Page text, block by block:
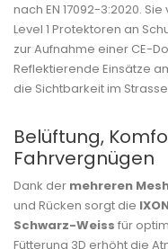
nach EN 17092-3:2020.
Level 1 Protektoren an
zur Aufnahme einer CE-
Reflektierende Einsätze
die Sichtbarkeit im
Belüftung,
Fahrvergnügen
Dank der mehreren
und Rücken sorgt die
Schwarz-Weiss für
Fütterung 3D erhöht die